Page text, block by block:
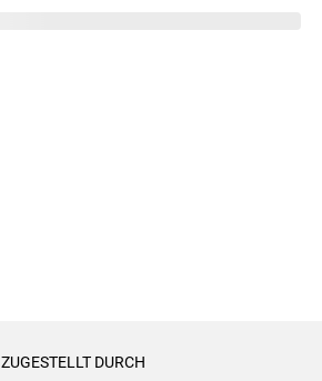
ZUGESTELLT DURCH